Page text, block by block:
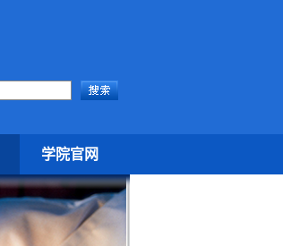
学院官网